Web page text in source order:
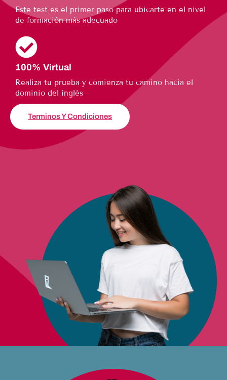
Este test es el primer paso para ubicarte en el nivel
de formación más adecuado
100% Virtual
Realiza tu prueba y comienza tu camino hacia el
dominio del inglés
Terminos Y Condiciones